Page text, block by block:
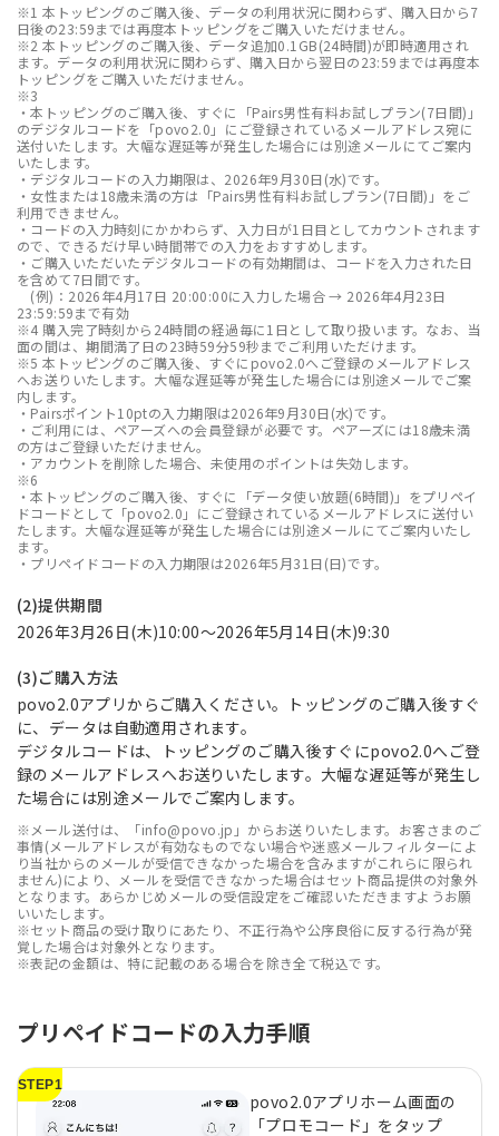
※1 本トッピングのご購入後、データの利用状況に関わらず、購入日から7
日後の23:59までは再度本トッピングをご購入いただけません。
※2 本トッピングのご購入後、データ追加0.1GB(24時間)が即時適用され
ます。データの利用状況に関わらず、購入日から翌日の23:59までは再度本
トッピングをご購入いただけません。
※3
・本トッピングのご購入後、すぐに「Pairs男性有料お試しプラン(7日間)」
のデジタルコードを「povo2.0」にご登録されているメールアドレス宛に
送付いたします。大幅な遅延等が発生した場合には別途メールにてご案内
いたします。
・デジタルコードの入力期限は、2026年9月30日(水)です。
・女性または18歳未満の方は「Pairs男性有料お試しプラン(7日間)」をご
利用できません。
・コードの入力時刻にかかわらず、入力日が1日目としてカウントされます
ので、できるだけ早い時間帯での入力をおすすめします。
・ご購入いただいたデジタルコードの有効期間は、コードを入力された日
を含めて7日間です。
(例)：2026年4月17日 20:00:00に入力した場合 → 2026年4月23日
23:59:59まで有効
※4 購入完了時刻から24時間の経過毎に1日として取り扱います。なお、当
面の間は、期間満了日の23時59分59秒までご利用いただけます。
※5 本トッピングのご購入後、すぐにpovo2.0へご登録のメールアドレス
へお送りいたします。大幅な遅延等が発生した場合には別途メールでご案
内します。
・Pairsポイント10ptの入力期限は2026年9月30日(水)です。
・ご利用には、ペアーズへの会員登録が必要です。ペアーズには18歳未満
の方はご登録いただけません。
・アカウントを削除した場合、未使用のポイントは失効します。
※6
・本トッピングのご購入後、すぐに「データ使い放題(6時間)」をプリペイ
ドコードとして「povo2.0」にご登録されているメールアドレスに送付い
たします。大幅な遅延等が発生した場合には別途メールにてご案内いたし
ます。
・プリペイドコードの入力期限は2026年5月31日(日)です。
(2)提供期間
2026年3月26日(木)10:00～2026年5月14日(木)9:30
(3)ご購入方法
povo2.0アプリからご購入ください。トッピングのご購入後すぐ
に、データは自動適用されます。
デジタルコードは、トッピングのご購入後すぐにpovo2.0へご登
録のメールアドレスへお送りいたします。大幅な遅延等が発生し
た場合には別途メールでご案内します。
※メール送付は、「info@povo.jp」からお送りいたします。お客さまのご
事情(メールアドレスが有効なものでない場合や迷惑メールフィルターによ
り当社からのメールが受信できなかった場合を含みますがこれらに限られ
ません)により、メールを受信できなかった場合はセット商品提供の対象外
となります。あらかじめメールの受信設定をご確認いただきますようお願
いいたします。
※セット商品の受け取りにあたり、不正行為や公序良俗に反する行為が発
覚した場合は対象外となります。
※表記の金額は、特に記載のある場合を除き全て税込です。
プリペイドコードの入力手順
STEP1
povo2.0アプリホーム画面の
「プロモコード」をタップ